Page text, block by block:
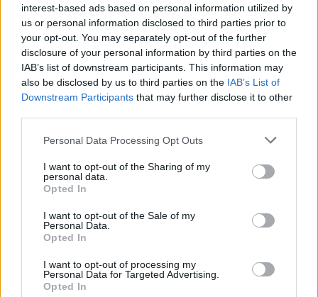
interest-based ads based on personal information utilized by
us or personal information disclosed to third parties prior to
your opt-out. You may separately opt-out of the further
disclosure of your personal information by third parties on the
IAB’s list of downstream participants. This information may
also be disclosed by us to third parties on the IAB’s List of
Downstream Participants that may further disclose it to other
Personal Data Processing Opt Outs
I want to opt-out of the Sharing of my
personal data.
Opted In
I want to opt-out of the Sale of my
Personal Data.
Opted In
I want to opt-out of processing my
Personal Data for Targeted Advertising.
Opted In
Használt elektromos autó
Magyarország
Szeretem az elektromos autókat és a modern technológiát!